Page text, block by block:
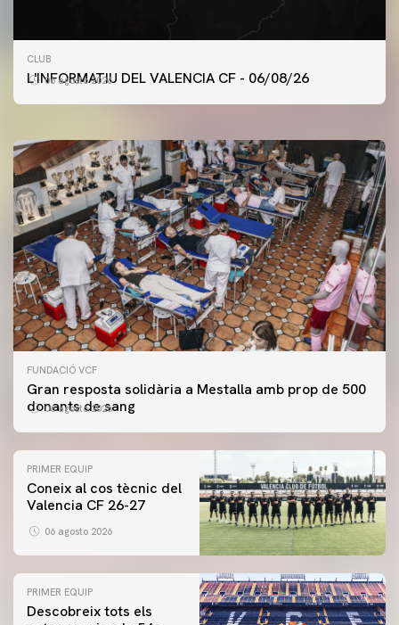
CLUB
L'INFORMATIU DEL VALENCIA CF - 06/08/26
06 agosto 2026
PRIMER EQUIP
ENTRENAMENT DEL VALENCIA CF 6/8/2026
FUNDACIÓ VCF
Gran resposta solidària a Mestalla amb prop de 500
donants de sang
06 agosto 2026
PRIMER EQUIP
Coneix al cos tècnic del
Valencia CF 26-27
06 agosto 2026
PRIMER EQUIP
Descobreix tots els